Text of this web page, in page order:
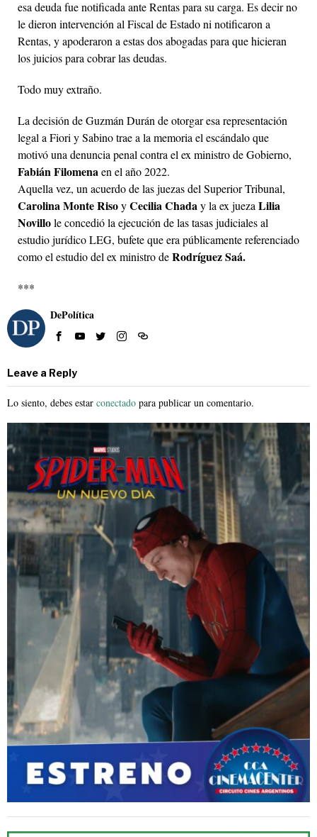
esa deuda fue notificada ante Rentas para su carga. Es decir no
le dieron intervención al Fiscal de Estado ni notificaron a
Rentas, y apoderaron a estas dos abogadas para que hicieran
los juicios para cobrar las deudas.
Todo muy extraño.
La decisión de Guzmán Durán de otorgar esa representación
legal a Fiori y Sabino trae a la memoria el escándalo que
motivó una denuncia penal contra el ex ministro de Gobierno,
Fabián Filomenaen el año 2022.
Aquella vez, un acuerdo de las juezas del Superior Tribunal,
Carolina Monte RisoyCecilia Chaday la ex jueza Lilia
Novillole concedió la ejecución de las tasas judiciales al
estudio jurídico LEG, bufete que era públicamente referenciado
como el estudio del ex ministro deRodríguez Saá.
***
DePolítica
Leave a Reply
Lo siento, debes estar conectado para publicar un comentario.